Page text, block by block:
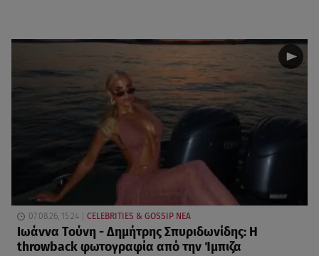
07.08.26, 15:24 CELEBRITIES & GOSSIP ΝΕΑ
Ιωάννα Τούνη - Δημήτρης Σπυριδωνίδης: Η
throwback φωτογραφία από την Ίμπιζα